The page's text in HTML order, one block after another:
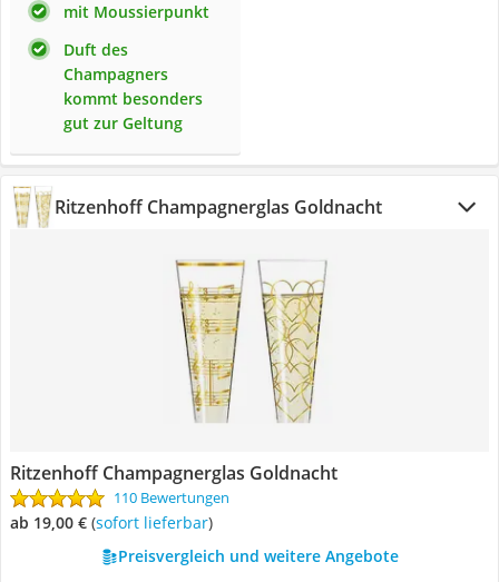
mit Moussierpunkt
Duft des
Champagners
kommt besonders
gut zur Geltung
Ritzenhoff Champagnerglas Goldnacht
Ritzenhoff Champagnerglas Goldnacht
110 Bewertungen
ab 19,00 € ( Sofort lieferbar)
Preisvergleich und weitere Angebote